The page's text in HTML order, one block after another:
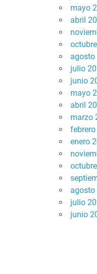
mayo
abril
agosto
julio
junio
mayo
abril
marzo
enero
agosto
julio
junio